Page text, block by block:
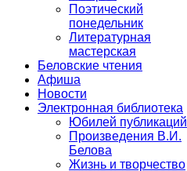
Поэтический
понедельник
Литературная
мастерская
Беловские чтения
Афиша
Новости
Электронная библиотека
Юбилей публикаций
Произведения В.И.
Белова
Жизнь и творчество